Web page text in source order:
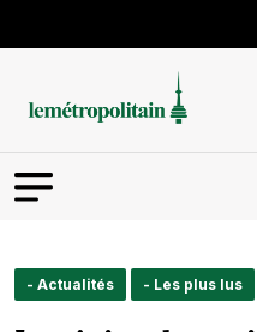
- Actualités - Les plus lus